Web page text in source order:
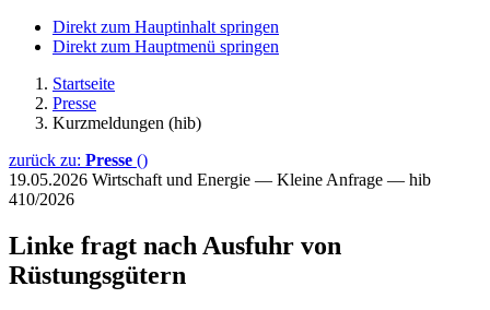
Direkt zum Hauptinhalt springen
Direkt zum Hauptmenü springen
Startseite
Presse
Kurzmeldungen (hib)
zurück zu: Presse ()
19.05.2026 Wirtschaft und Energie — Kleine Anfrage — hib
410/2026
Linke fragt nach Ausfuhr von
Rüstungsgütern